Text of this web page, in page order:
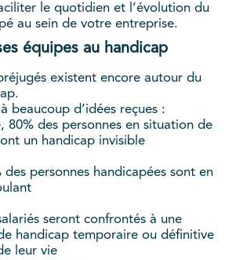
le quotidien et l’évolution du
au sein de votre entreprise.
équipes au handicap
existent encore autour du
beaucoup d’idées reçues :
80% des personnes en situation de
un handicap invisible
des personnes handicapées sont en
seront confrontés à une
handicap temporaire ou définitive
leur vie